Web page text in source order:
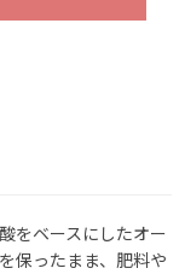
をベースにしたオー
保ったまま、肥料や